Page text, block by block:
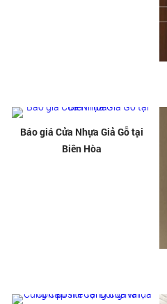
Báo giá Cửa Nhựa Giả Gỗ tại
Biên Hòa